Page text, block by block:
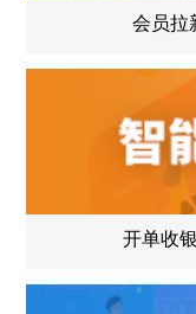
会员拉
开单收